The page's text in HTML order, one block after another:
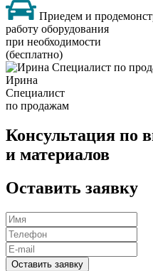
Приедем и
работу оборудования
при необходимости
(бесплатно)
Ирина
Специалист
по продажам
Консультация по
и материалов
Оставить заявку
Оставить заявку